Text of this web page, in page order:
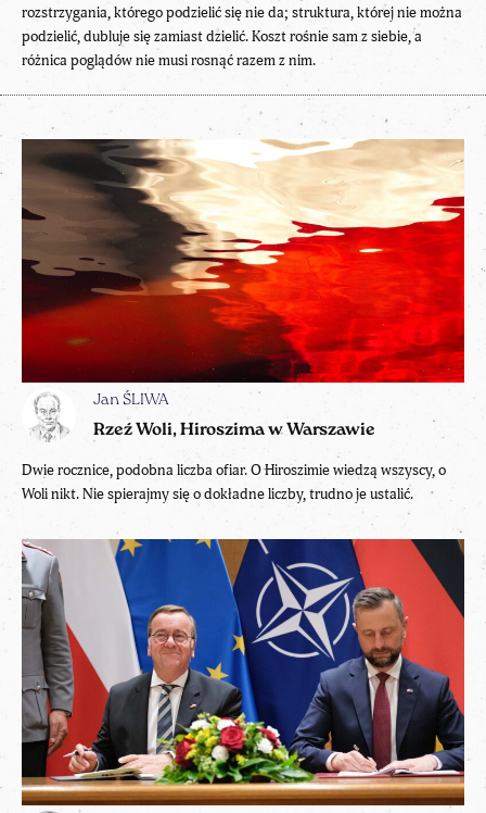
Jan ŚLIWA
Rzeź Woli, Hiroszima w Warszawie
Dwie rocznice, podobna liczba ofiar. O Hiroszimie wiedzą wszyscy, o
Woli nikt. Nie spierajmy się o dokładne liczby, trudno je ustalić.
rozstrzygania, którego podzielić się nie da; struktura, której nie można
podzielić, dubluje się zamiast dzielić. Koszt rośnie sam z siebie, a
różnica poglądów nie musi rosnąć razem z nim.